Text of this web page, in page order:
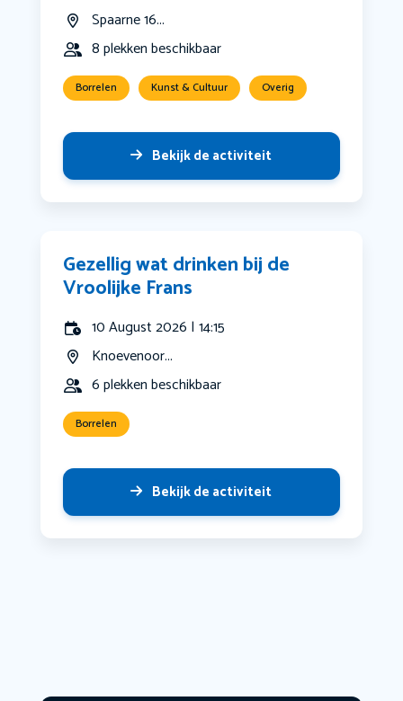
Spaarne 16...
8 plekken beschikbaar
Borrelen Kunst & Cultuur Overig
Bekijk de activiteit
Gezellig wat drinken bij de
Vroolijke Frans
10 August 2026 | 14:15
Knoevenoor...
6 plekken beschikbaar
Borrelen
Bekijk de activiteit